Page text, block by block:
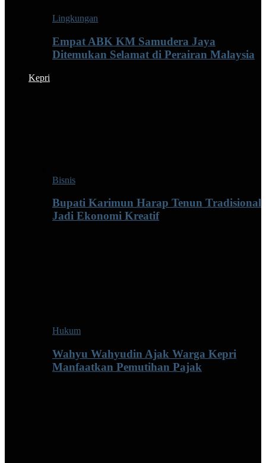
Lingkungan
Empat ABK KM Samudera Jaya
Ditemukan Selamat di Perairan Malaysia
Kepri
Bisnis
Bupati Karimun Harap Tenun Tradisional
Jadi Ekonomi Kreatif
Hukum
Wahyu Wahyudin Ajak Warga Kepri
Manfaatkan Pemutihan Pajak